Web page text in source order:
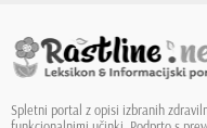
Spletni portal z opisi izbranih